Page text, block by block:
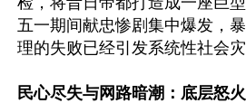
五一期间献忠惨剧集中爆发，
理的失败已经引发系统性社会灾
民心尽失与网路暗潮：底层怒